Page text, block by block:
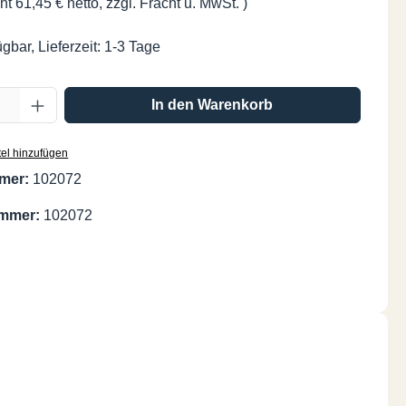
61,45 € netto, zzgl. Fracht u. MwSt. )
Lieferzeit: 1-3 Tage
Gib den gewünschten Wert ein
In den Warenkorb
hinzufügen
102072
102072